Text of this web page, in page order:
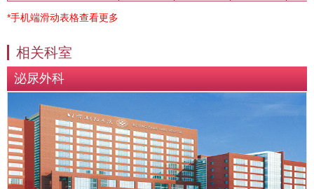
*手机端滑动表格查看更多
相关科室
泌尿外科